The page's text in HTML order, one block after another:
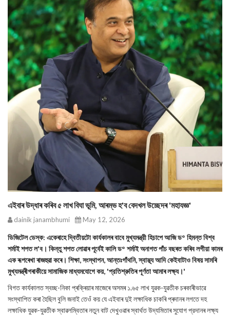
এইবাৰ উদ্ধাৰ কৰিব ৫ লাখ বিঘা ভূমি, আৰম্ভ হ'ব বেদখল উচ্ছেদৰ 'মহাযজ্ঞ'
dainik janambhumi May 12, 2026
ডিজিটেল ডেস্ক: একেৰাহে দ্বিতীয়টো কাৰ্যকালৰ বাবে মুখ্যমন্ত্রী হিচাপে আজি ড° হিমন্ত বিশ্ব
শর্মাই শপত ল'ব। কিন্তু শপত লোৱাৰ পূৰ্বেই কালি ড° শর্মাই অনাগত পাঁচ বছৰত কৰিব লগীয়া কামৰ
এক ৰূপৰেখা ৰাজহুৱা কৰে। শিক্ষা, সংস্থাপন, আন্তঃগাঁথনি, স্বাস্থ্য আদি কেইবাটাও বিষয় সামৰি
মুখ্যমন্ত্ৰীগৰাকীয়ে সামাজিক মাধ্যমযোগে কয়, 'প্রতিশ্রুতিৰ পূৰ্ণতা আমাৰ লক্ষ্য।'
বিগত কার্যকালত স্বচ্ছ-নিকা প্ৰক্ৰিয়াৰ মাজেৰে অসমৰ ১.৬৫ লাখ যুৱক-যুৱতীক চৰকাৰীভাৱে
সংস্থাপিত কৰা হৈছিল বুলি জনাই তেওঁ কয় যে এইবাৰ দুই লক্ষাধিক চাকৰি প্ৰদানৰ লগতে দহ
লক্ষাধিক যুৱক-যুৱতীক স্বাৱলম্বিতাৰ নতুন বাট দেখুওৱাৰ স্বাৰ্থত উদ্যমিতাৰ সুযোগ প্রদানৰ লক্ষ্য